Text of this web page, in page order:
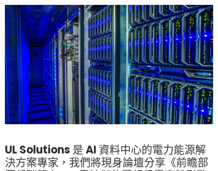
UL Solutions 是 AI 資料中心的電力能源解
決方案專家，我們將現身論壇分享《前瞻部